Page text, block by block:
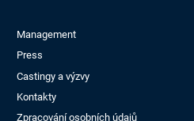
Management
Press
Castingy a výzvy
Kontakty
Zpracování osobních údajů